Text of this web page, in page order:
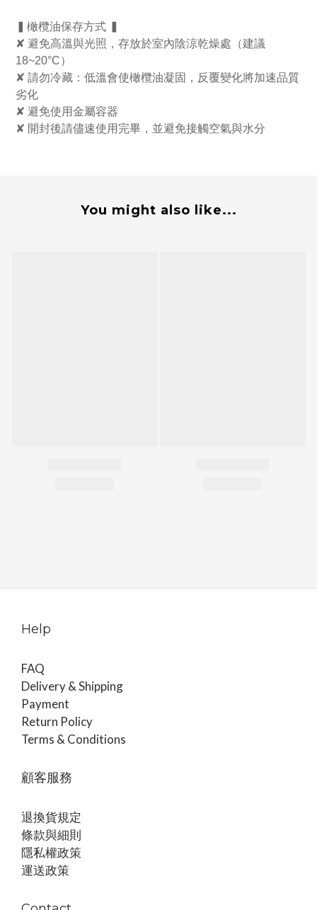
▍橄欖油保存方式 ▍
✘ 避免高溫與光照，存放於室內陰涼乾燥處（建議
18~20°C）
✘ 請勿冷藏：低溫會使橄欖油凝固，反覆變化將加速品質
劣化
✘ 避免使用金屬容器
✘ 開封後請儘速使用完畢，並避免接觸空氣與水分
You might also like...
Help
FAQ
Delivery & Shipping
Payment
Return Policy
Terms & Conditions
顧客服務
退換貨規定
條款與細則
隱私權政策
運送政策